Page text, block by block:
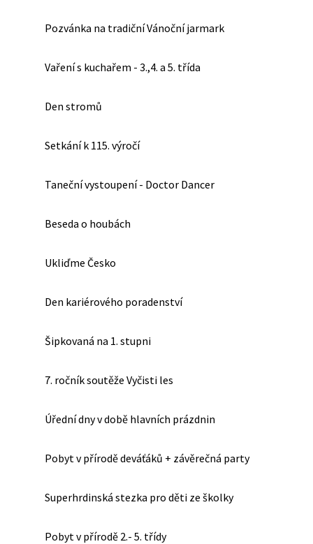
Pozvánka na tradiční Vánoční jarmark
Vaření s kuchařem - 3.,4. a 5. třída
Den stromů
Setkání k 115. výročí
Taneční vystoupení - Doctor Dancer
Beseda o houbách
Ukliďme Česko
Den kariérového poradenství
Šipkovaná na 1. stupni
7. ročník soutěže Vyčisti les
Úřední dny v době hlavních prázdnin
Pobyt v přírodě deváťáků + závěrečná party
Superhrdinská stezka pro děti ze školky
Pobyt v přírodě 2.- 5. třídy